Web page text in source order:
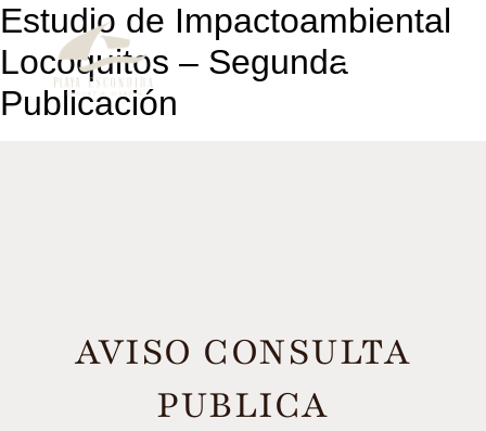
Estudio de Impactoambiental
Locoquitos – Segunda
Publicación
AVISO CONSULTA
PUBLICA